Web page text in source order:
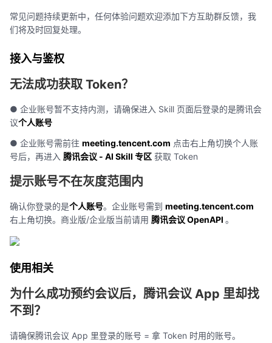
常见问题持续更新中，任何体验问题欢迎添加下方互助群反馈，我
们将及时回复处理。
接入与鉴权
无法成功获取 Token？
● 企业账号暂不支持内测，请确保进入 Skill 页面后登录的是腾讯会
议个人账号
● 企业账号需前往 meeting.tencent.com 点击右上角切换个人账
号后，再进入 腾讯会议 - AI Skill 专区 获取 Token
提示账号不在灰度范围内
确认你登录的是个人账号。企业账号需到 meeting.tencent.com
右上角切换。商业版/企业版当前请用 腾讯会议 OpenAPI 。
使用相关
为什么成功预约会议后，腾讯会议 App 里却找
不到？
请确保腾讯会议 App 里登录的账号 = 拿 Token 时用的账号。